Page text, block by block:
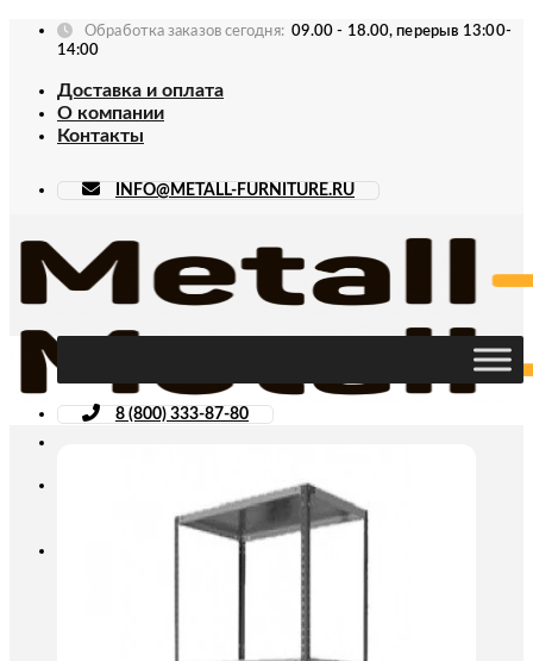
Skip
Обработка заказов сегодня: 09.00 - 18.00, перерыв 13:00-
14:00
Доставка и оплата
О компании
Контакты
INFO@METALL-FURNITURE.RU
8 (800) 333-87-80